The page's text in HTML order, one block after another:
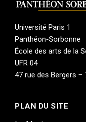
clé de ce
création et la
les niveaux, et
formes (via des
rondes, des
projet
l’ensemble de la
Université Paris 1
Panthéon-Sorbonne
École des arts de la
UFR 04
47 rue des Bergers –
PLAN DU SITE